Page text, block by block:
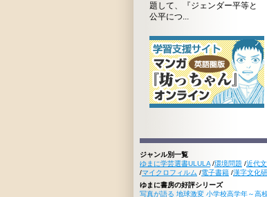
題して、『ジェンダー平等と
公平につ...
ジャンル別一覧
ゆまに学芸選書ULULA /環境問題 /近代
/マイクロフィルム /電子書籍 /漢字文化
ゆまに書房の好評シリーズ
写真が語る 地球激変 小学校高学年～高